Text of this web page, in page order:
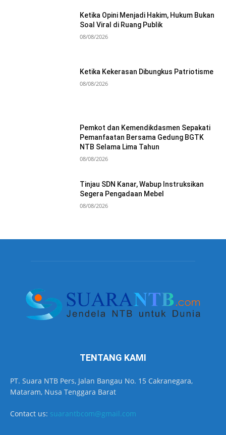
Ketika Opini Menjadi Hakim, Hukum Bukan
Soal Viral di Ruang Publik
08/08/2026
Ketika Kekerasan Dibungkus Patriotisme
08/08/2026
Pemkot dan Kemendikdasmen Sepakati
Pemanfaatan Bersama Gedung BGTK
NTB Selama Lima Tahun
08/08/2026
Tinjau SDN Kanar, Wabup Instruksikan
Segera Pengadaan Mebel
08/08/2026
TENTANG KAMI
PT. Suara NTB Pers, Jalan Bangau No. 15 Cakranegara,
Mataram, Nusa Tenggara Barat
Contact us: suarantbcom@gmail.com